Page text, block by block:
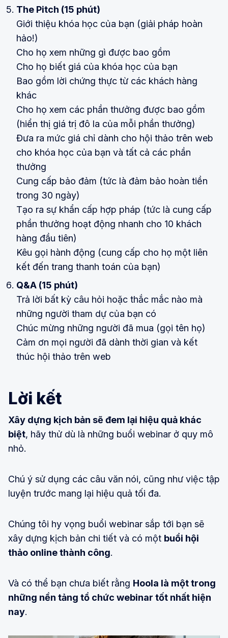
The Pitch (15 phút)
Giới thiệu khóa học của bạn (giải pháp hoàn
hảo!)
Cho họ xem những gì được bao gồm
Cho họ biết giá của khóa học của bạn
Bao gồm lời chứng thực từ các khách hàng
khác
Cho họ xem các phần thưởng được bao gồm
(hiển thị giá trị đô la của mỗi phần thưởng)
Đưa ra mức giá chỉ dành cho hội thảo trên web
cho khóa học của bạn và tất cả các phần
thưởng
Cung cấp bảo đảm (tức là đảm bảo hoàn tiền
trong 30 ngày)
Tạo ra sự khẩn cấp hợp pháp (tức là cung cấp
phần thưởng hoạt động nhanh cho 10 khách
hàng đầu tiên)
Kêu gọi hành động (cung cấp cho họ một liên
kết đến trang thanh toán của bạn)
Q&A (15 phút)
Trả lời bất kỳ câu hỏi hoặc thắc mắc nào mà
những người tham dự của bạn có
Chúc mừng những người đã mua (gọi tên họ)
Cảm ơn mọi người đã dành thời gian và kết
thúc hội thảo trên web
Lời kết
Xây dựng kịch bản sẽ đem lại hiệu quả khác
biệt, hãy thử dù là những buổi webinar ở quy mô
nhỏ.
Chú ý sử dụng các câu văn nói, cũng như việc tập
luyện trước mang lại hiệu quả tối đa.
Chúng tôi hy vọng buổi webinar sắp tới bạn sẽ
xây dựng kịch bản chi tiết và có một buổi hội
thảo online thành công.
Và có thể bạn chưa biết rằng Hoola là một trong
những nền tảng tổ chức webinar tốt nhất hiện
nay.